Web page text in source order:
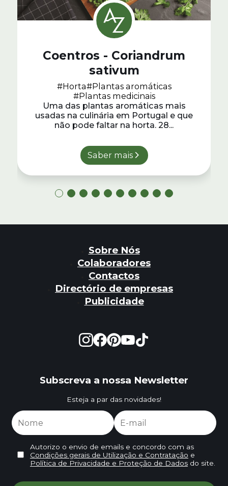
Coentros - Coriandrum
sativum
#Horta#Plantas aromáticas
#Plantas medicinais
Uma das plantas aromáticas mais
usadas na culinária em Portugal e que
não pode faltar na horta. 28...
Saber mais
Sobre Nós
Colaboradores
Contactos
Directório de empresas
Publicidade
Subscreva a nossa Newsletter
Esteja a par das novidades!
Autorizo o envio de emails e concordo com as
Condições gerais de Utilização e Contratação e
Política de Privacidade e Proteção de Dadosdo site.